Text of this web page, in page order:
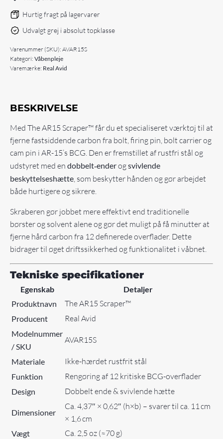
antal
Hurtig fragt på lagervarer
Udvalgt grej i absolut topklasse
Varenummer (SKU): AVAR15S
Kategori: Våbenpleje
Varemærke: Real Avid
BESKRIVELSE
Med The AR15 Scraper™ får du et specialiseret værktøj til at
fjerne fastsiddende carbon fra bolt, firing pin, bolt carrier og
cam pin i AR-15’s BCG. Den er fremstillet af rustfri stål og
udstyret med en dobbelt‑enderogsvivlende
beskyttelseshætte, som beskytter hånden og gør arbejdet
både hurtigere og sikrere.
Skraberen gør jobbet mere effektivt end traditionelle
børster og solvent alene og gør det muligt på få minutter at
fjerne hård carbon fra 12 definerede overflader. Dette
bidrager til øget driftssikkerhed og funktionalitet i våbnet.
Tekniske specifikationer
Egenskab
Detaljer
Produktnavn
The AR15 Scraper™
Producent Real Avid
Modelnummer
/ SKU
AVAR15S
Materiale Ikke-hærdet rustfrit stål
Funktion Rengøring af 12 kritiske BCG-overflader
Design Dobbelt ende & svivlende hætte
Dimensioner
Ca. 4,37″ × 0,62″ (h×b) – svarer til ca. 11 cm
× 1,6 cm
Vægt Ca. 2,5 oz (≈70 g)